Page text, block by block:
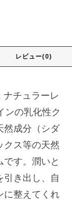
レビュー(0)
ナチュラーレ
ンの乳化性ク
然成分（シダ
クス等の天然
す。潤いと
引き出し、自
に整えてくれ